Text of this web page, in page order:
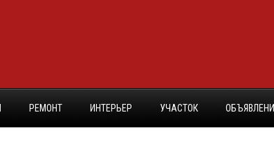
РЕМОНТ ИНТЕРЬЕР УЧАСТОК